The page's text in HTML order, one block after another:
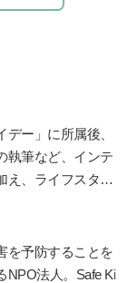
ー」に所属後、
執筆など、インテ
え、ライフスタイ
ログ時計「funp
ナー。仕事と並
教師の資格取得を
を予防することを
NPO法人。Safe Ki